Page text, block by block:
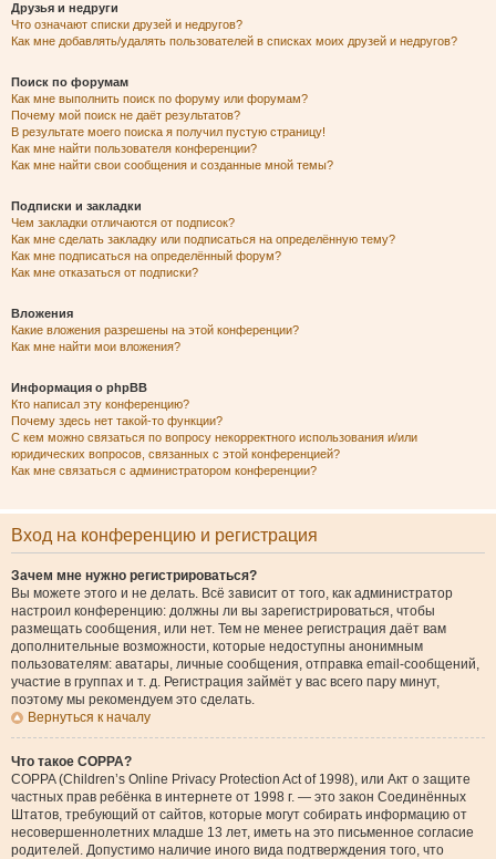
Друзья и недруги
Что означают списки друзей и недругов?
Как мне добавлять/удалять пользователей в списках моих друзей и недругов?
Поиск по форумам
Как мне выполнить поиск по форуму или форумам?
Почему мой поиск не даёт результатов?
В результате моего поиска я получил пустую страницу!
Как мне найти пользователя конференции?
Как мне найти свои сообщения и созданные мной темы?
Подписки и закладки
Чем закладки отличаются от подписок?
Как мне сделать закладку или подписаться на определённую тему?
Как мне подписаться на определённый форум?
Как мне отказаться от подписки?
Вложения
Какие вложения разрешены на этой конференции?
Как мне найти мои вложения?
Информация о phpBB
Кто написал эту конференцию?
Почему здесь нет такой-то функции?
С кем можно связаться по вопросу некорректного использования и/или
юридических вопросов, связанных с этой конференцией?
Как мне связаться с администратором конференции?
Вход на конференцию и регистрация
Зачем мне нужно регистрироваться?
Вы можете этого и не делать. Всё зависит от того, как администратор
настроил конференцию: должны ли вы зарегистрироваться, чтобы
размещать сообщения, или нет. Тем не менее регистрация даёт вам
дополнительные возможности, которые недоступны анонимным
пользователям: аватары, личные сообщения, отправка email-сообщений,
участие в группах и т. д. Регистрация займёт у вас всего пару минут,
поэтому мы рекомендуем это сделать.
Вернуться к началу
Что такое COPPA?
COPPA (Children’s Online Privacy Protection Act of 1998), или Акт о защите
частных прав ребёнка в интернете от 1998 г. — это закон Соединённых
Штатов, требующий от сайтов, которые могут собирать информацию от
несовершеннолетних младше 13 лет, иметь на это письменное согласие
родителей. Допустимо наличие иного вида подтверждения того, что